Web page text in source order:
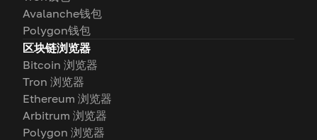
Avalanche钱包
Polygon钱包
区块链浏览器
Bitcoin 浏览器
Tron 浏览器
Ethereum 浏览器
Arbitrum 浏览器
Polygon 浏览器